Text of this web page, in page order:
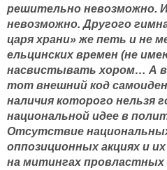
решительно невозможно.
невозможно. Другого
царя храни» же петь и не
ельцинских времен (не
насвистывать хором… А
тот внешний код
наличия которого нельзя
национальной идее в
Отсутствие
оппозиционных акциях и
на митингах провластных